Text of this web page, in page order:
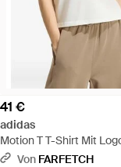
41 €
adidas
Motion T T-Shirt Mit
WeißVon FARFETCH